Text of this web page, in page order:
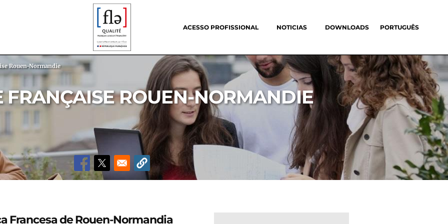
ACESSO PROFISSIONAL NOTICIAS DOWNLOADS PORTUGUÊS
Rouen-Normandie
FRANÇAISE ROUEN-NORMANDIE
Francesa de Rouen-Normandia